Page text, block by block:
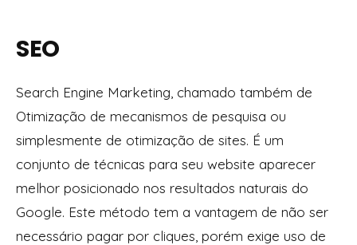
SEO
Search Engine Marketing, chamado também de
Otimização de mecanismos de pesquisa ou
simplesmente de otimização de sites. É um
conjunto de técnicas para seu website aparecer
melhor posicionado nos resultados naturais do
Google. Este método tem a vantagem de não ser
necessário pagar por cliques, porém exige uso de